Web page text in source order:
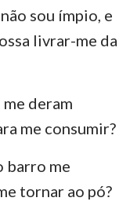
sou ímpio, e
livrar-me da
deram
me consumir?
barro me
tornar ao pó?